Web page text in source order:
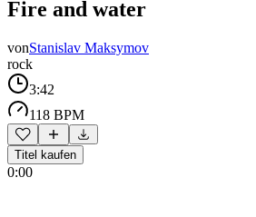
Fire and water
vonStanislav Maksymov
rock
3:42
118 BPM
Titel kaufen
0:00